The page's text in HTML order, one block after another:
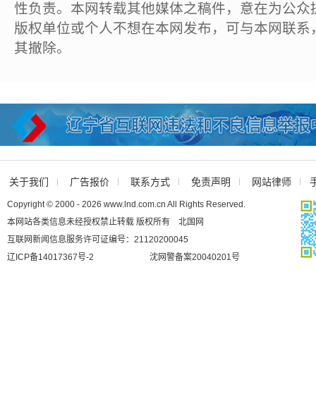
性负责。本网转载其他媒体之稿件，意在为公
版权单位或个人不想在本网发布，可与本网联
其撤除。
关于我们 广告报价 联系方式 免责声明 网站律师
Copyright © 2000 - 2026 www.lnd.com.cn All Rights Reserved.
本网站各类信息未经授权禁止转载 版权所有 北国网
互联网新闻信息服务许可证编号：21120200045
辽ICP备14017367号-2
沈网警备案20040201号